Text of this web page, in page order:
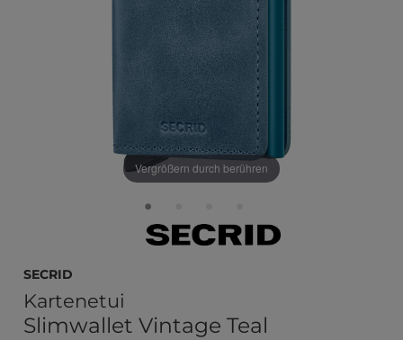
Vergrößern durch berühren
Secrid
Kartenetui
Slimwallet Vintage Teal